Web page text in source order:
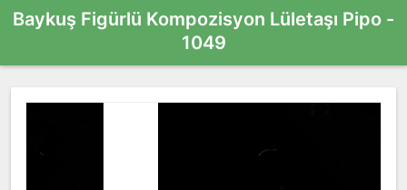
Baykuş Figürlü Kompozisyon Lületaşı Pipo -
1049